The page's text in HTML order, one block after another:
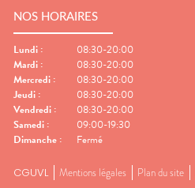
NOS HORAIRES
Lundi :
08:30-20:00
Mardi :
08:30-20:00
Mercredi :
08:30-20:00
Jeudi :
08:30-20:00
Vendredi :
08:30-20:00
Samedi :
09:00-19:30
Dimanche : Fermé
CGUVL Mentions légales Plan du site